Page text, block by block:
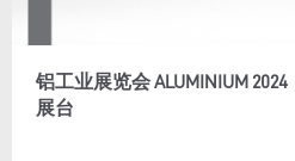
铝工业展览会 ALUMINIUM 2024
展台